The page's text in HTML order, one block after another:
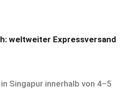
weltweiter Expressversand
Singapur innerhalb von 4–5